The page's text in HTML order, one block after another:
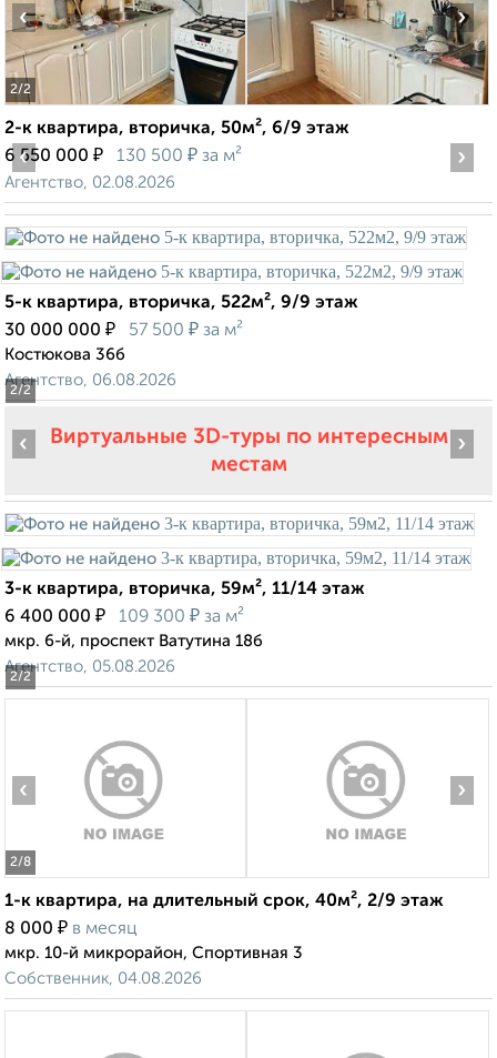
2/2
‹ ›
2-к квартира, вторичка, 50м², 6/9 этаж
6 550 000 ₽ 130 500 ₽ за м²
Агентство, 02.08.2026
2/2
‹ ›
5-к квартира, вторичка, 522м², 9/9 этаж
30 000 000 ₽ 57 500 ₽ за м²
Костюкова 36б
Агентство, 06.08.2026
Виртуальные 3D-туры по интересным
местам
2/2
‹ ›
3-к квартира, вторичка, 59м², 11/14 этаж
6 400 000 ₽ 109 300 ₽ за м²
мкр. 6-й, проспект Ватутина 18б
Агентство, 05.08.2026
2/8
‹ ›
1-к квартира, на длительный срок, 40м², 2/9 этаж
8 000 ₽ в месяц
мкр. 10-й микрорайон, Спортивная 3
Собственник, 04.08.2026